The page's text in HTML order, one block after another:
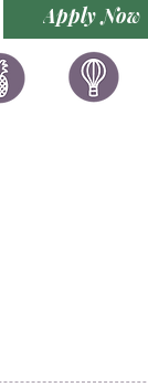
Apply Now